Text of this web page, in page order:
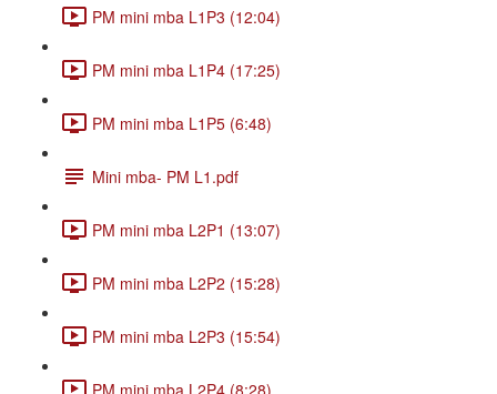
PM mini mba L1P3 (12:04)
PM mini mba L1P4 (17:25)
PM mini mba L1P5 (6:48)
Mini mba- PM L1.pdf
PM mini mba L2P1 (13:07)
PM mini mba L2P2 (15:28)
PM mini mba L2P3 (15:54)
PM mini mba L2P4 (8:28)